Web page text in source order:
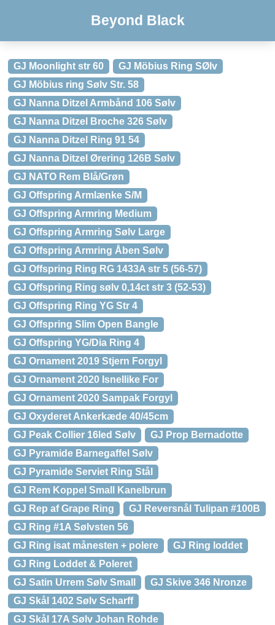
Beyond Black
GJ Moonlight str 60
GJ Möbius Ring SØlv
GJ Möbius ring Sølv Str. 58
GJ Nanna Ditzel Armbånd 106 Sølv
GJ Nanna Ditzel Broche 326 Sølv
GJ Nanna Ditzel Ring 91 54
GJ Nanna Ditzel Ørering 126B Sølv
GJ NATO Rem Blå/Grøn
GJ Offspring Armlænke S/M
GJ Offspring Armring Medium
GJ Offspring Armring Sølv Large
GJ Offspring Armring Åben Sølv
GJ Offspring Ring RG 1433A str 5 (56-57)
GJ Offspring Ring sølv 0,14ct str 3 (52-53)
GJ Offspring Ring YG Str 4
GJ Offspring Slim Open Bangle
GJ Offspring YG/Dia Ring 4
GJ Ornament 2019 Stjern Forgyl
GJ Ornament 2020 Isnellike For
GJ Ornament 2020 Sampak Forgyl
GJ Oxyderet Ankerkæde 40/45cm
GJ Peak Collier 16led Sølv
GJ Prop Bernadotte
GJ Pyramide Barnegaffel Sølv
GJ Pyramide Serviet Ring Stål
GJ Rem Koppel Small Kanelbrun
GJ Rep af Grape Ring
GJ Reversnål Tulipan #100B
GJ Ring #1A Sølvsten 56
GJ Ring isat månesten + polere
GJ Ring loddet
GJ Ring Loddet & Poleret
GJ Satin Urrem Sølv Small
GJ Skive 346 Nronze
GJ Skål 1402 Sølv Scharff
GJ Skål 17A Sølv Johan Rohde